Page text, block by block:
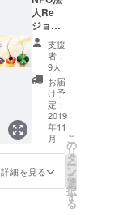
にお読
みくだ
さい。
者のた
めに開
催して
いる会
です。
当事者
の声が
たくさ
ん詰
まった
パンフ
レット
と、可
人Re
ジョブ
大阪を
応援
～和小
物〜 当
事者が
心を込
めて
作った
和小物
麻痺が
ない人
もたく
支援
者：
9人
お届
け予
定：
2019
年11
月
詳細を見る
こ
の
リ
タ
ー
ン
を
選
択
す
る